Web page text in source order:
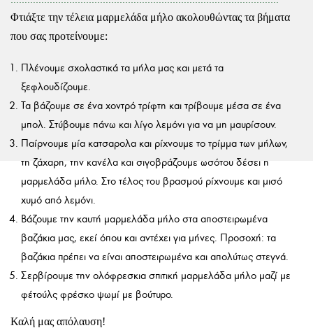
Φτιάξτε την τέλεια μαρμελάδα μήλο ακολουθώντας τα βήματα
που σας προτείνουμε:
Πλένουμε σχολαστικά τα μήλα μας και μετά τα
ξεφλουδίζουμε.
Τα βάζουμε σε ένα χοντρό τρίφτη και τρίβουμε μέσα σε ένα
μπολ. Στύβουμε πάνω και λίγο λεμόνι για να μη μαυρίσουν.
Παίρνουμε μία κατσαρολα και ρίχνουμε το τρίμμα των μήλων,
τη ζάχαρη, την κανέλα και σιγοβράζουμε ωσότου δέσει η
μαρμελάδα μήλο. Στο τέλος του βρασμού ρίχνουμε και μισό
χυμό από λεμόνι.
Βάζουμε την καυτή μαρμελάδα μήλο στα αποστειρωμένα
βαζάκια μας, εκεί όπου και αντέχει για μήνες. Προσοχή: τα
βαζάκια πρέπει να είναι αποστειρωμένα και απολύτως στεγνά.
Σερβίρουμε την ολόφρεσκια σπιτική μαρμελάδα μήλο μαζί με
φέτούλς φρέσκο ψωμί με βούτυρο.
Καλή μας απόλαυση!